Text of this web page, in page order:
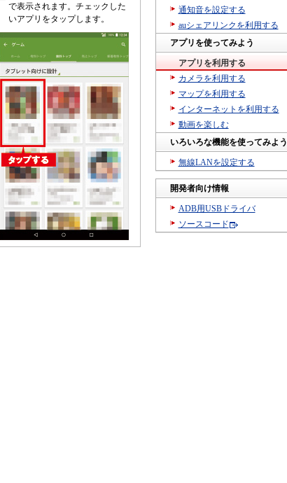
で表示されます。チェックした
いアプリをタップします。
通知音を設定する
auシェアリンクを利用する
アプリを使ってみよう
アプリを利用する
カメラを利用する
マップを利用する
インターネットを利用する
動画を楽しむ
いろいろな機能を使ってみよう
無線LANを設定する
開発者向け情報
ADB用USBドライバ
ソースコード